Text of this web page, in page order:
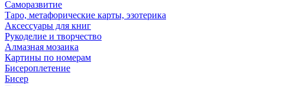
Саморазвитие
Таро, метафорические карты, эзотерика
Аксессуары для книг
Рукоделие и творчество
Алмазная мозаика
Картины по номерам
Бисероплетение
Бисер